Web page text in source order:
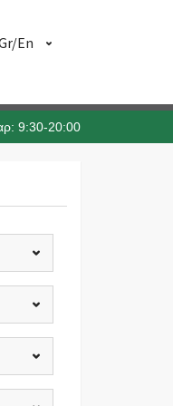
En
9:30-20:00